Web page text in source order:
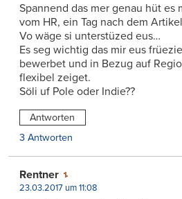
Spannend das mer genau hüt es
vom HR, ein Tag nach dem
Vo wäge si unterstüzed eus…
Es seg wichtig das mir eus
bewerbet und in Bezug auf
flexibel zeiget.
Söli uf Pole oder Indie??
Antworten
3 Antworten
Rentner
23.03.2017 um 11:08